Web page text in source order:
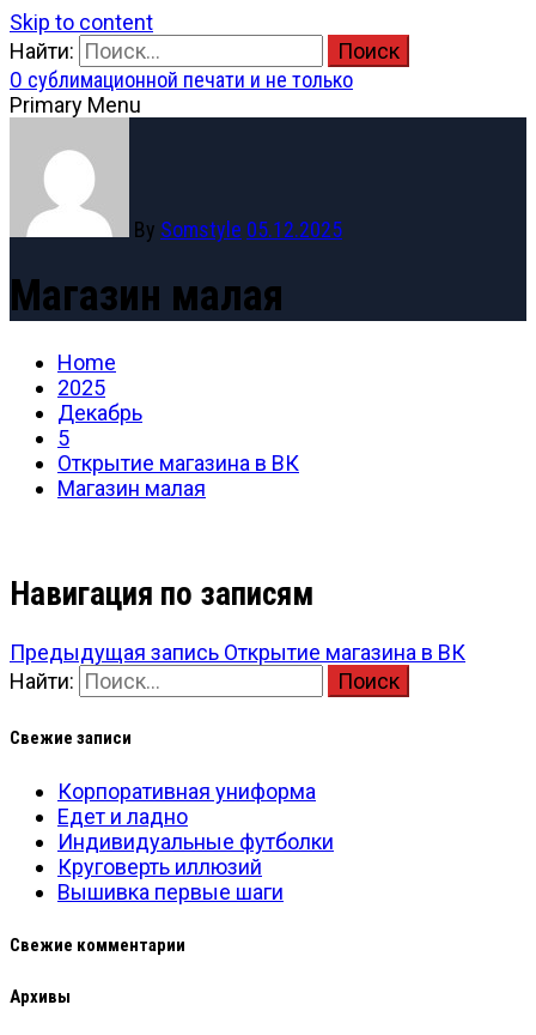
Skip to content
Найти:
О сублимационной печати и не только
Primary Menu
By Somstyle 05.12.2025
Магазин малая
Home
2025
Декабрь
5
Открытие магазина в ВК
Магазин малая
Навигация по записям
Предыдущая запись Открытие магазина в ВК
Найти:
Свежие записи
Корпоративная униформа
Едет и ладно
Индивидуальные футболки
Круговерть иллюзий
Вышивка первые шаги
Свежие комментарии
Архивы